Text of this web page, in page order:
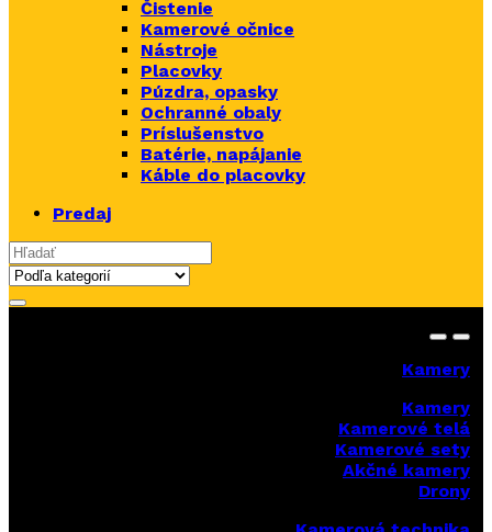
Čistenie
Kamerové očnice
Nástroje
Placovky
Púzdra, opasky
Ochranné obaly
Príslušenstvo
Batérie, napájanie
Káble do placovky
Predaj
Search for:
Kamery
Kamery
Kamerové telá
Kamerové sety
Akčné kamery
Drony